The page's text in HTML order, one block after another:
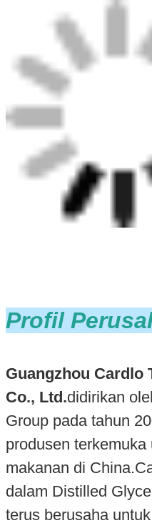
Profil
Guangzhou Cardlo
Co., Ltd.didirikan
Group pada tahun
produsen
makanan di
dalam Distilled
terus berusaha